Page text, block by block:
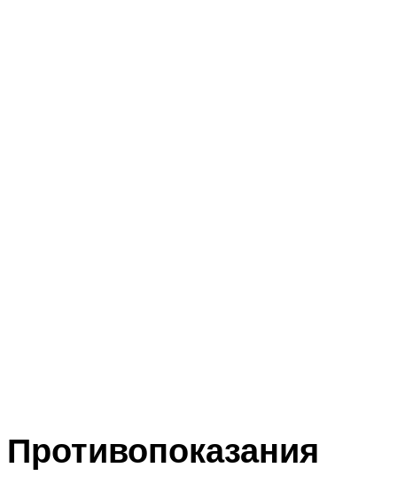
Противопоказания